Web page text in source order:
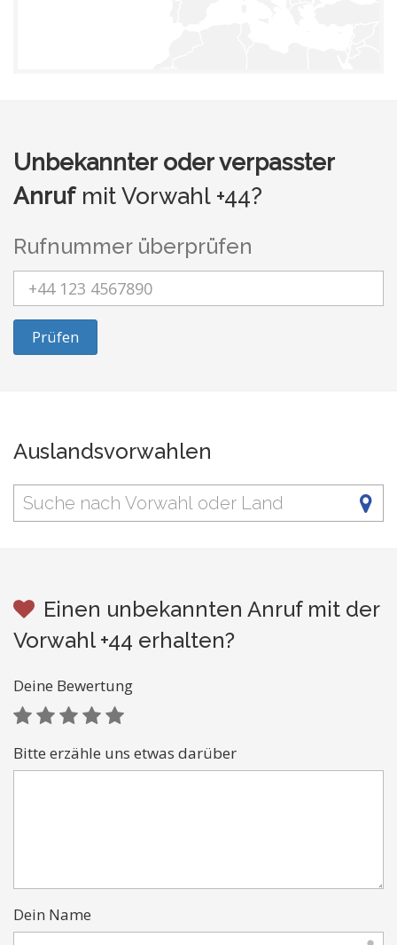
Unbekannter oder verpasster
Anrufmit Vorwahl +44?
Rufnummer überprüfen
Prüfen
Auslandsvorwahlen
Einen unbekannten Anruf mit der
Vorwahl +44 erhalten?
Deine Bewertung
Bitte erzähle uns etwas darüber
Dein Name